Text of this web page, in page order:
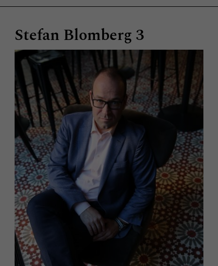
Stefan Blomberg 3